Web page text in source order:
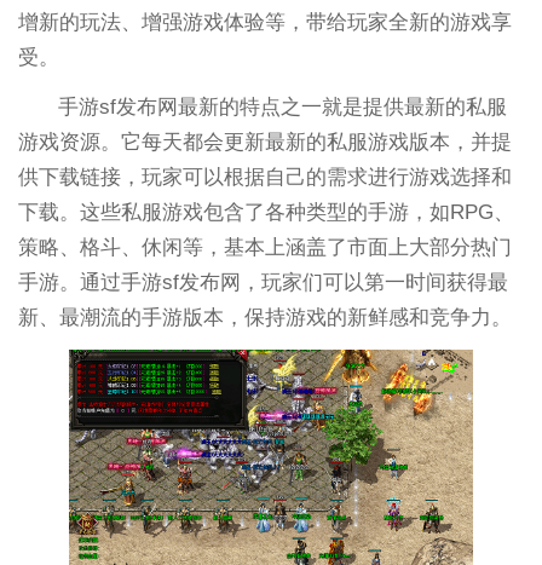
增新的玩法、增强游戏体验等，带给玩家全新的游戏享
受。
手游sf发布网最新的特点之一就是提供最新的私服
游戏资源。它每天都会更新最新的私服游戏版本，并提
供下载链接，玩家可以根据自己的需求进行游戏选择和
下载。这些私服游戏包含了各种类型的手游，如RPG、
策略、格斗、休闲等，基本上涵盖了市面上大部分热门
手游。通过手游sf发布网，玩家们可以第一时间获得最
新、最潮流的手游版本，保持游戏的新鲜感和竞争力。